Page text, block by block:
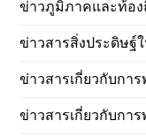
ข่าวภูมิภาคและท้อ
ข่าวสารสิ่งประดิษฐ์
ข่าวสารเกี่ยวกับกา
ข่าวสารเกี่ยวกับกา